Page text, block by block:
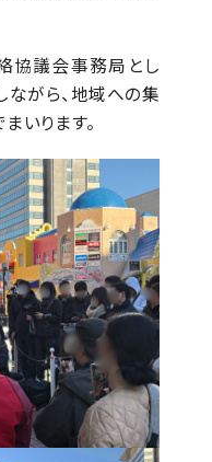
協議会事務局とし
ながら、地域への集
いります。